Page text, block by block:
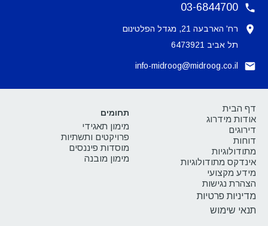
03-6844700
רח' הארבעה 21, מגדל הפלטינום
תל אביב 6473921
info-midroog@midroog.co.il
דף הבית
אודות מידרוג
דירוגים
דוחות
מתודולוגיות
אינדקס מתודולוגיות
מידע מקצועי
הצהרת נגישות
מדיניות פרטיות
תנאי שימוש
תחומים
מימון תאגידי
פרויקטים ותשתיות
מוסדות פיננסים
מימון מובנה